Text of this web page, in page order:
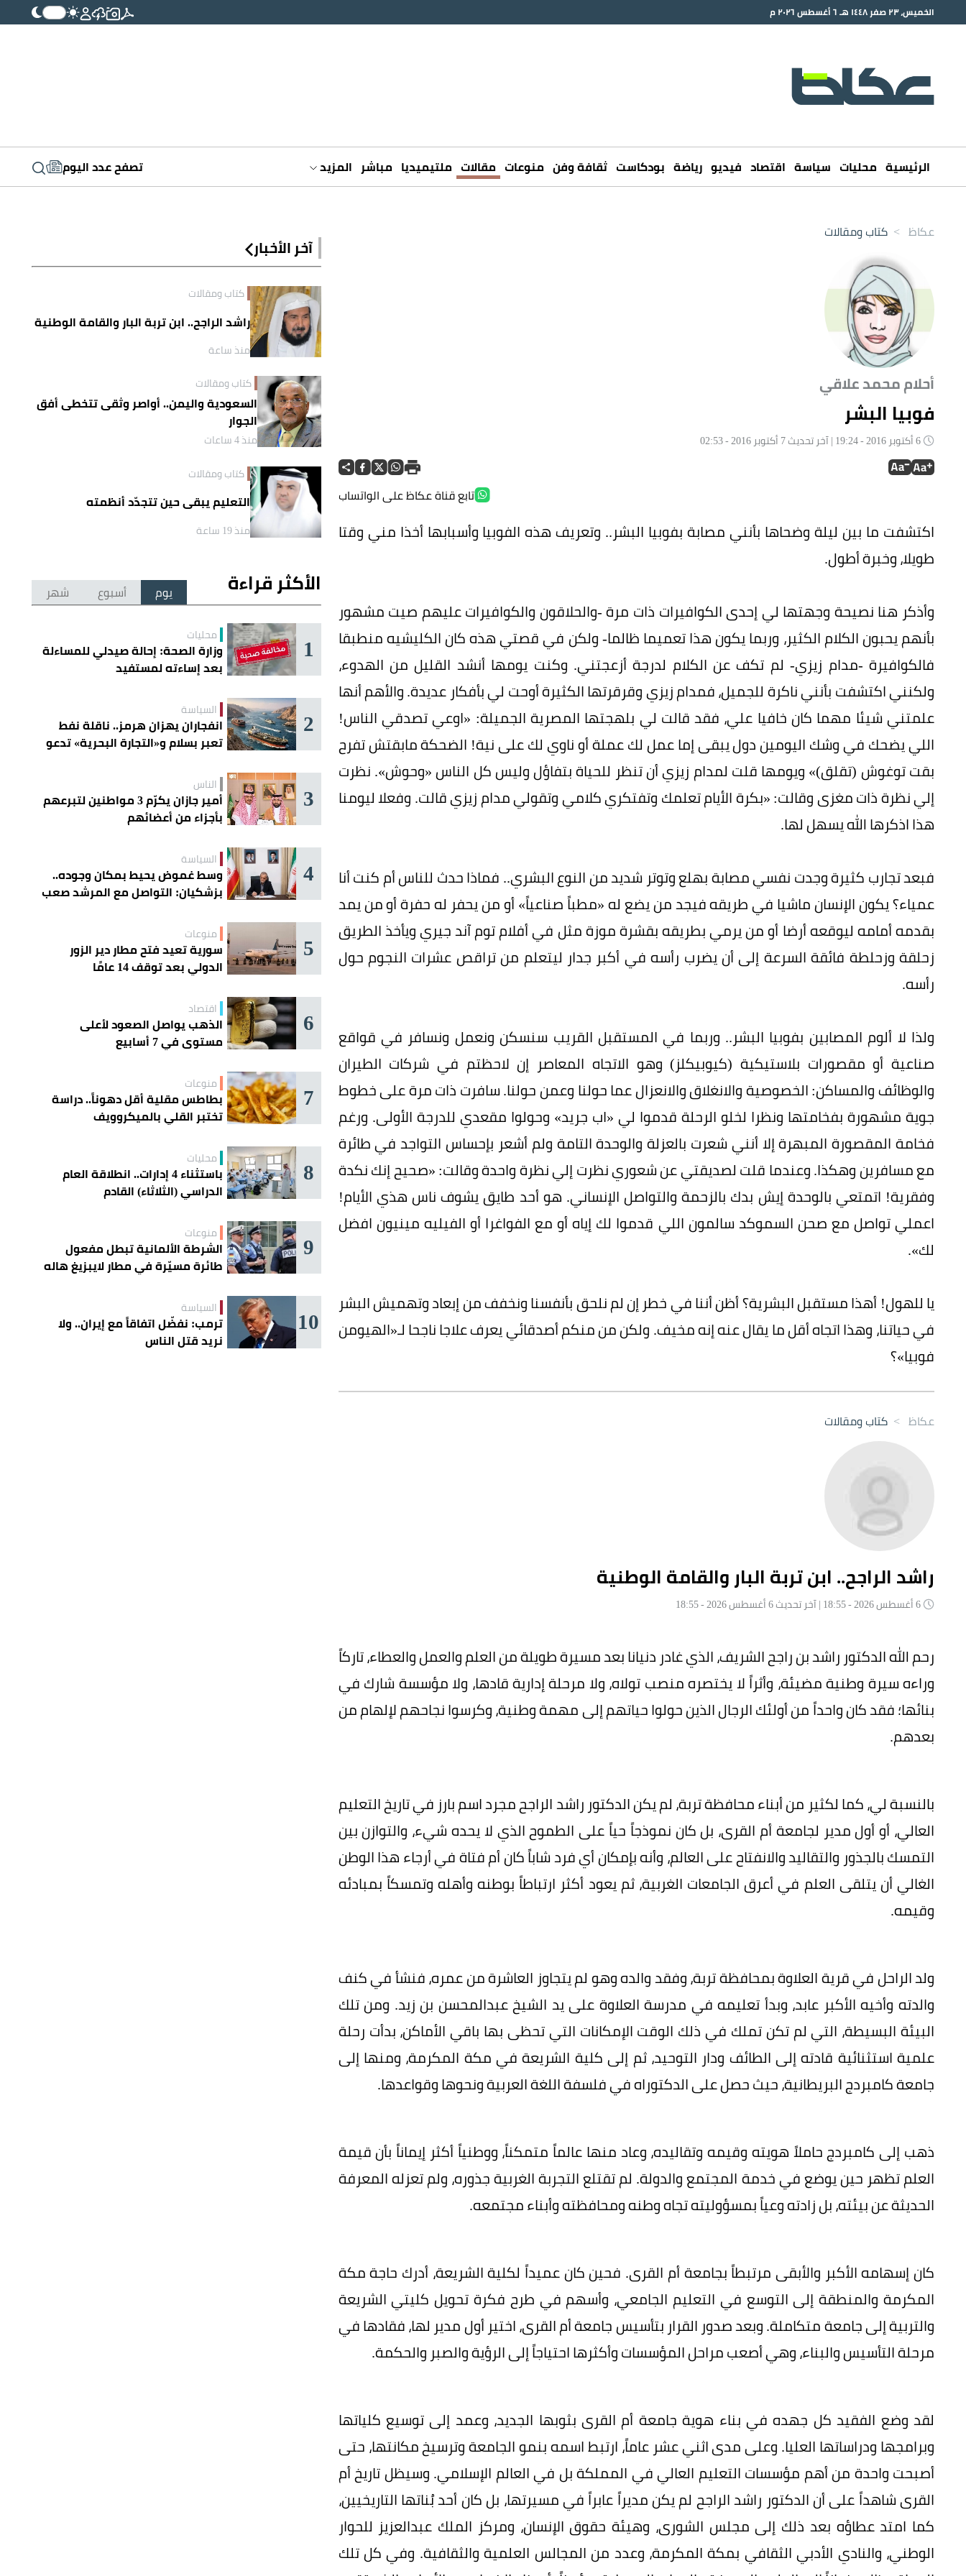
الخميس، ٢٣ صفر ١٤٤٨ هـ ٦ أغسطس ٢٠٢٦ م
الرئيسية محليات سياسة اقتصاد فيديو رياضة بودكاست ثقافة وفن منوعات مقالات ملتيميديا مباشر المزيد تصفح عدد اليوم
عكاظ > كتاب ومقالات
أحلام محمد علاقي
فوبيا البشر
تابع قناة عكاظ على الواتساب
اكتشفت ما بين ليلة وضحاها بأنني مصابة بفوبيا البشر.. وتعريف هذه الفوبيا وأسبابها أخذا مني وقتا
طويلا، وخبرة أطول.
وأذكر هنا نصيحة وجهتها لي إحدى الكوافيرات ذات مرة -والحلاقون والكوافيرات عليهم صيت مشهور
بأنهم يحبون الكلام الكثير، وربما يكون هذا تعميما ظالما- ولكن في قصتي هذه كان الكليشيه منطبقا
فالكوافيرة -مدام زيزي- لم تكف عن الكلام لدرجة أزعجتني. وكنت يومها أنشد القليل من الهدوء،
ولكنني اكتشفت بأنني ناكرة للجميل، فمدام زيزي وقرقرتها الكثيرة أوحت لي بأفكار عديدة. والأهم أنها
علمتني شيئا مهما كان خافيا علي، فقد قالت لي بلهجتها المصرية الجميلة: «اوعي تصدقي الناس!
اللي يضحك في وشك اليومين دول يبقى إما عمل لك عملة أو ناوي لك على نية! الضحكة مابقتش تفرح
بقت توغوش (تقلق)» ويومها قلت لمدام زيزي أن تنظر للحياة بتفاؤل وليس كل الناس «وحوش». نظرت
إلي نظرة ذات مغزى وقالت: «بكرة الأيام تعلمك وتفتكري كلامي وتقولي مدام زيزي قالت. وفعلا ليومنا
هذا اذكرها الله يسهل لها.
فبعد تجارب كثيرة وجدت نفسي مصابة بهلع وتوتر شديد من النوع البشري.. فماذا حدث للناس أم كنت أنا
عمياء؟ يكون الإنسان ماشيا في طريقه فيجد من يضع له «مطباً صناعياً» أو من يحفر له حفرة أو من يمد
بقدمه أمامه ليوقعه أرضا أو من يرمي بطريقه بقشرة موزة مثل في أفلام توم آند جيري ويأخذ الطريق
زحلقة وزحلطة فائقة السرعة إلى أن يضرب رأسه في أكبر جدار ليتعلم من تراقص عشرات النجوم حول
رأسه.
ولذا لا ألوم المصابين بفوبيا البشر.. وربما في المستقبل القريب سنسكن ونعمل ونسافر في قواقع
صناعية أو مقصورات بلاستيكية (كيوبيكلز) وهو الاتجاه المعاصر إن لاحظتم في شركات الطيران
والوظائف والمساكن: الخصوصية والانغلاق والانعزال عما حولنا وعمن حولنا. سافرت ذات مرة على خطوط
جوية مشهورة بفخامتها ونظرا لخلو الرحلة قدموا لي «اب جريد» وحولوا مقعدي للدرجة الأولى. ورغم
فخامة المقصورة المبهرة إلا أنني شعرت بالعزلة والوحدة التامة ولم أشعر بإحساس التواجد في طائرة
مع مسافرين وهكذا. وعندما قلت لصديقتي عن شعوري نظرت إلي نظرة واحدة وقالت: «صحيح إنك نكدة
وفقرية! اتمتعي بالوحدة إيش بدك بالزحمة والتواصل الإنساني. هو أحد طايق يشوف ناس هذي الأيام!
اعملي تواصل مع صحن السموكد سالمون اللي قدموا لك إياه أو مع الفواغرا أو الفيليه مينيون افضل
لك».
يا للهول! أهذا مستقبل البشرية؟ أظن أننا في خطر إن لم نلحق بأنفسنا ونخفف من إبعاد وتهميش البشر
في حياتنا، وهذا اتجاه أقل ما يقال عنه إنه مخيف. ولكن من منكم أصدقائي يعرف علاجا ناجحا لـ«الهيومن
فوبيا»؟
عكاظ > كتاب ومقالات
راشد الراجح.. ابن تربة البار والقامة الوطنية
رحم الله الدكتور راشد بن راجح الشريف، الذي غادر دنيانا بعد مسيرة طويلة من العلم والعمل والعطاء، تاركاً
وراءه سيرة وطنية مضيئة، وأثراً لا يختصره منصب تولاه، ولا مرحلة إدارية قادها، ولا مؤسسة شارك في
بنائها؛ فقد كان واحداً من أولئك الرجال الذين حولوا حياتهم إلى مهمة وطنية، وكرسوا نجاحهم لإلهام من
بعدهم.
بالنسبة لي، كما لكثير من أبناء محافظة تربة، لم يكن الدكتور راشد الراجح مجرد اسم بارز في تاريخ التعليم
العالي، أو أول مدير لجامعة أم القرى، بل كان نموذجاً حياً على الطموح الذي لا يحده شيء، والتوازن بين
التمسك بالجذور والتقاليد والانفتاح على العالم، وأنه بإمكان أي فرد شاباً كان أم فتاة في أرجاء هذا الوطن
الغالي أن يتلقى العلم في أعرق الجامعات الغربية، ثم يعود أكثر ارتباطاً بوطنه وأهله وتمسكاً بمبادئه
وقيمه.
ولد الراحل في قرية العلاوة بمحافظة تربة، وفقد والده وهو لم يتجاوز العاشرة من عمره، فنشأ في كنف
والدته وأخيه الأكبر عابد، وبدأ تعليمه في مدرسة العلاوة على يد الشيخ عبدالمحسن بن زيد. ومن تلك
البيئة البسيطة، التي لم تكن تملك في ذلك الوقت الإمكانات التي تحظى بها باقي الأماكن، بدأت رحلة
علمية استثنائية قادته إلى الطائف ودار التوحيد، ثم إلى كلية الشريعة في مكة المكرمة، ومنها إلى
جامعة كامبردج البريطانية، حيث حصل على الدكتوراه في فلسفة اللغة العربية ونحوها وقواعدها.
ذهب إلى كامبردج حاملاً هويته وقيمه وتقاليده، وعاد منها عالماً متمكناً، ووطنياً أكثر إيماناً بأن قيمة
العلم تظهر حين يوضع في خدمة المجتمع والدولة. لم تقتلع التجربة الغربية جذوره، ولم تعزله المعرفة
الحديثة عن بيئته، بل زادته وعياً بمسؤوليته تجاه وطنه ومحافظته وأبناء مجتمعه.
كان إسهامه الأكبر والأبقى مرتبطاً بجامعة أم القرى. فحين كان عميداً لكلية الشريعة، أدرك حاجة مكة
المكرمة والمنطقة إلى التوسع في التعليم الجامعي، وأسهم في طرح فكرة تحويل كليتي الشريعة
والتربية إلى جامعة متكاملة. وبعد صدور القرار بتأسيس جامعة أم القرى، اختير أول مدير لها، فقادها في
مرحلة التأسيس والبناء، وهي أصعب مراحل المؤسسات وأكثرها احتياجاً إلى الرؤية والصبر والحكمة.
لقد وضع الفقيد كل جهده في بناء هوية جامعة أم القرى بثوبها الجديد، وعمد إلى توسيع كلياتها
وبرامجها ودراساتها العليا. وعلى مدى اثني عشر عاماً، ارتبط اسمه بنمو الجامعة وترسيخ مكانتها، حتى
أصبحت واحدة من أهم مؤسسات التعليم العالي في المملكة بل في العالم الإسلامي. وسيظل تاريخ أم
القرى شاهداً على أن الدكتور راشد الراجح لم يكن مديراً عابراً في مسيرتها، بل كان أحد بُناتها التاريخيين،
كما امتد عطاؤه بعد ذلك إلى مجلس الشورى، وهيئة حقوق الإنسان، ومركز الملك عبدالعزيز للحوار
الوطني، والنادي الأدبي الثقافي بمكة المكرمة، وعدد من المجالس العلمية والثقافية. وفي كل تلك
آخر الأخبار
كتاب ومقالات
راشد الراجح.. ابن تربة البار والقامة الوطنية
منذ ساعة
كتاب ومقالات
السعودية واليمن.. أواصر وثقى تتخطى أفق
الجوار
منذ 4 ساعات
كتاب ومقالات
التعليم يبقى حين تتجدّد أنظمته
منذ 19 ساعة
الأكثر قراءة يوم أسبوع شهر
1 محليات
وزارة الصحة: إحالة صيدلي للمساءلة
بعد إساءته لمستفيد
2 السياسة
انفجاران يهزان هرمز.. ناقلة نفط
تعبر بسلام و«التجارة البحرية» تدعو
3 الناس
أمير جازان يكرّم 3 مواطنين لتبرعهم
بأجزاء من أعضائهم
4 السياسة
وسط غموض يحيط بمكان وجوده..
بزشكيان: التواصل مع المرشد صعب
5 منوعات
سورية تعيد فتح مطار دير الزور
الدولي بعد توقف 14 عامًا
6 اقتصاد
الذهب يواصل الصعود لأعلى
مستوى في 7 أسابيع
7 منوعات
بطاطس مقلية أقل دهوناً.. دراسة
تختبر القلي بالميكروويف
8 محليات
باستثناء 4 إدارات.. انطلاقة العام
الدراسي (الثلاثاء) القادم
9 منوعات
الشرطة الألمانية تبطل مفعول
طائرة مسيّرة في مطار لايبزيغ هاله
10 السياسة
ترمب: نفضّل اتفاقاً مع إيران.. ولا
نريد قتل الناس